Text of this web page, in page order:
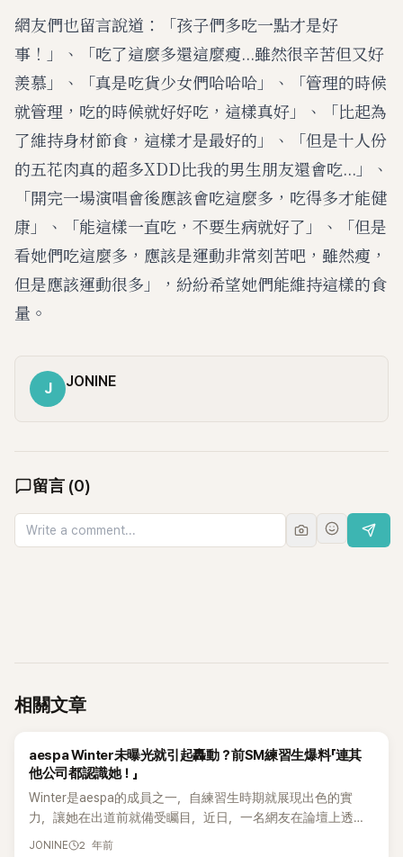
網友們也留言說道：「孩子們多吃一點才是好
事！」、「吃了這麼多還這麼瘦...雖然很辛苦但又好
羨慕」、「真是吃貨少女們哈哈哈」、「管理的時候
就管理，吃的時候就好好吃，這樣真好」、「比起為
了維持身材節食，這樣才是最好的」、「但是十人份
的五花肉真的超多XDD比我的男生朋友還會吃...」、
「開完一場演唱會後應該會吃這麼多，吃得多才能健
康」、「能這樣一直吃，不要生病就好了」、「但是
看她們吃這麼多，應該是運動非常刻苦吧，雖然瘦，
但是應該運動很多」，紛紛希望她們能維持這樣的食
量。
J JONINE
留言 (0)
相關文章
K-POP
aespa Winter未曝光就引起轟動？前SM練習生爆料「連其
他公司都認識她！」
Winter是aespa的成員之一，自練習生時期就展現出色的實
力，讓她在出道前就備受矚目，近日，一名網友在論壇上透露
了朋友在SM擔任練習生所分享的故事，並在網上掀起了熱議。
JONINE 2 年前